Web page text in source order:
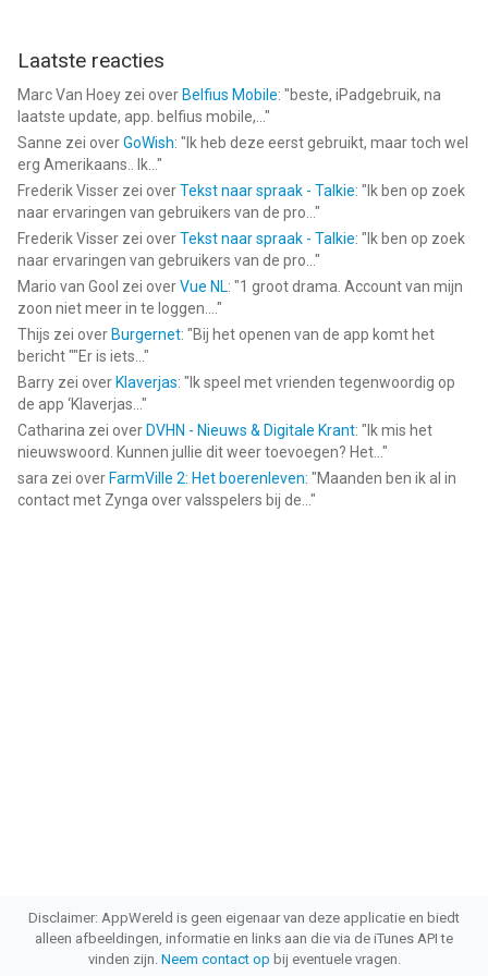
Laatste reacties
Marc Van Hoey zei over Belfius Mobile: "beste, iPadgebruik, na
laatste update, app. belfius mobile,... "
Sanne zei overGoWish: " Ik heb deze eerst gebruikt, maar toch wel
erg Amerikaans.. Ik... "
Frederik Visser zei overTekst naar spraak - Talkie: " Ik ben op zoek
naar ervaringen van gebruikers van de pro... "
Frederik Visser zei overTekst naar spraak - Talkie: " Ik ben op zoek
naar ervaringen van gebruikers van de pro... "
Mario van Gool zei overVue NL: "1 groot drama. Account van mijn
zoon niet meer in te loggen.... "
Thijs zei over Burgernet: "Bij het openen van de app komt het
bericht ""Er is iets... "
Barry zei over Klaverjas: " Ik speel met vrienden tegenwoordig op
de app ‘Klaverjas... "
Catharina zei over DVHN - Nieuws & Digitale Krant: " Ik mis het
nieuwswoord. Kunnen jullie dit weer toevoegen? Het... "
sara zei over FarmVille 2: Het boerenleven: "Maanden ben ik al in
contact met Zynga over valsspelers bij de... "
Disclaimer: AppWereld is geen eigenaar van deze applicatie en biedt
alleen afbeeldingen, informatie en links aan die via de iTunes API te
vinden zijn. Neem contact op bij eventuele vragen.